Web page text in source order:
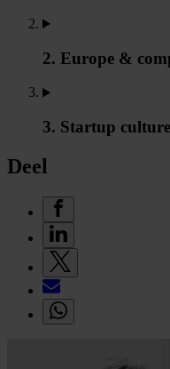
2. Europe &
3. Startup
Deel